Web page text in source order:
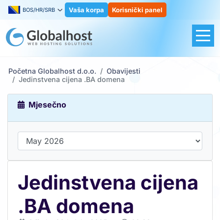
BOS/HR/SRB Vaša korpa Korisnički panel
Početna Globalhost d.o.o.
Obavijesti
Jedinstvena cijena .BA domena
Mjesečno
Jedinstvena cijena
.BA domena